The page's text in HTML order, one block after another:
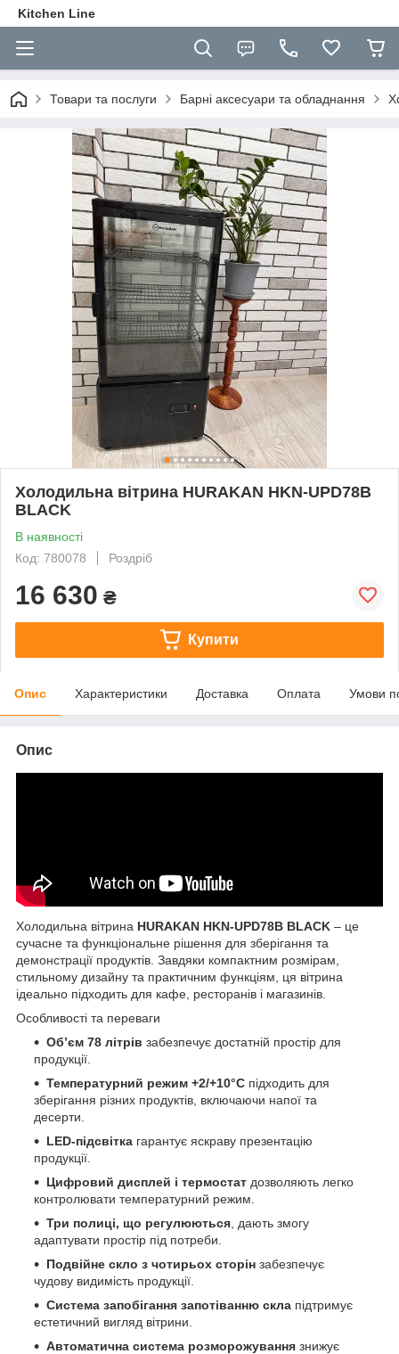
Kitchen Line
Товари та послуги Барні аксесуари та обладнання
Холодильна вітрина HURAKAN HKN-UPD78B
BLACK
В наявності
Код: 780078
Роздріб
16 630 ₴
Купити
Опис Характеристики Доставка Оплата Умови
Опис
Холодильна вітрина HURAKAN HKN-UPD78B BLACK – це
сучасне та функціональне рішення для зберігання та
демонстрації продуктів. Завдяки компактним розмірам,
стильному дизайну та практичним функціям, ця вітрина
ідеально підходить для кафе, ресторанів і магазинів.
Особливості та переваги
Об’єм 78 літрів забезпечує достатній простір для
продукції.
Температурний режим +2/+10°C підходить для
зберігання різних продуктів, включаючи напої та
десерти.
LED-підсвітка гарантує яскраву презентацію
продукції.
Цифровий дисплей і термостат дозволяють легко
контролювати температурний режим.
Три полиці, що регулюються , дають змогу
адаптувати простір під потреби.
Подвійне скло з чотирьох сторін забезпечує
чудову видимість продукції.
Система запобігання запотіванню скла підтримує
естетичний вигляд вітрини.
Автоматична система розморожування знижує